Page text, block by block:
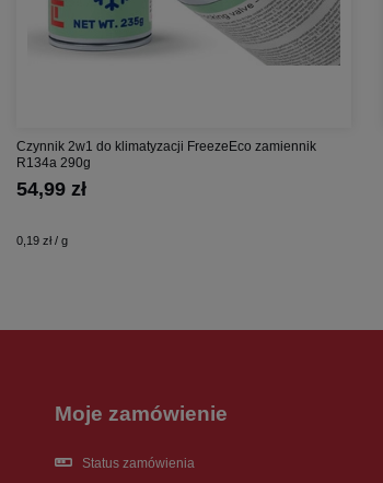
Czynnik 2w1 do klimatyzacji FreezeEco zamiennik
R134a 290g
54,99 zł
0,19 zł / g
Moje zamówienie
Status zamówienia